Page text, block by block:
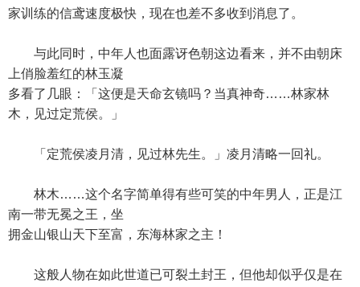
家训练的信鸢速度极快，现在也差不多收到消息了。
与此同时，中年人也面露讶色朝这边看来，并不由朝床
上俏脸羞红的林玉凝
多看了几眼：「这便是天命玄镜吗？当真神奇……林家林
木，见过定荒侯。」
「定荒侯凌月清，见过林先生。」凌月清略一回礼。
林木……这个名字简单得有些可笑的中年男人，正是江
南一带无冕之王，坐
拥金山银山天下至富，东海林家之主！
这般人物在如此世道已可裂土封王，但他却似乎仅是在